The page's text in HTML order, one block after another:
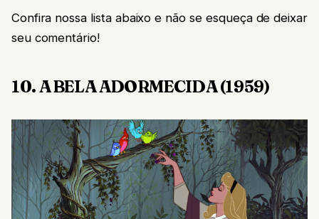
Confira nossa lista abaixo e não se esqueça de deixar
seu comentário!
10. A BELA ADORMECIDA (1959)